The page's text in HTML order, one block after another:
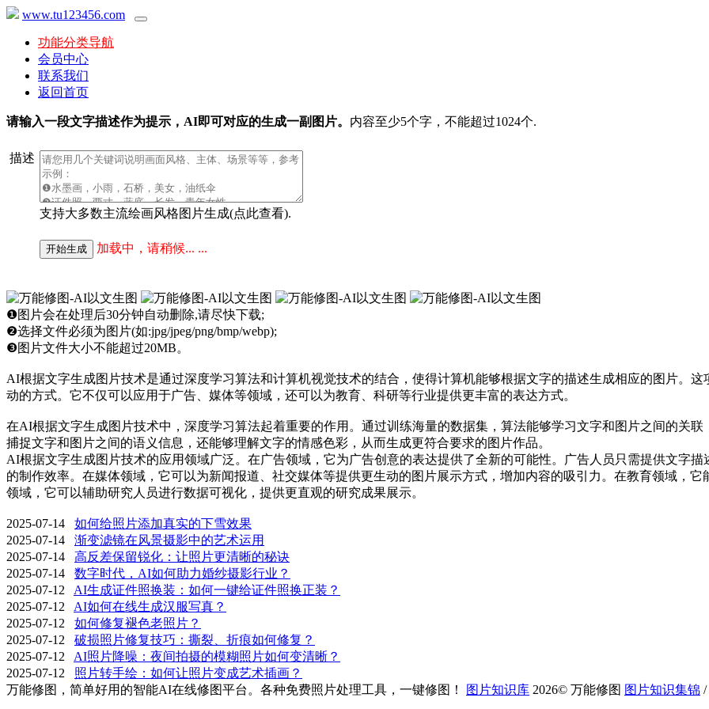
www.tu123456.com
功能分类导航
会员中心
联系我们
返回首页
请输入一段文字描述作为提示，AI即可对应的生成一副图片。 内容至少5个字，不能超过1024个.
描述
支持大多数主流绘画风格图片生成(点此查看).
加载中，请稍候... ...
❶图片会在处理后30分钟自动删除,请尽快下载;
❷选择文件必须为图片(如:jpg/jpeg/png/bmp/webp);
❸图片文件大小不能超过20MB。
AI根据文字生成图片技术是通过深度学习算法和计算机视觉技术的结合，使得计算机能够根据文字的描述生成相应的图片。
动的方式。它不仅可以应用于广告、媒体等领域，还可以为教育、科研等行业提供更丰富的表达方式。
在AI根据文字生成图片技术中，深度学习算法起着重要的作用。通过训练海量的数据集，算法能够学习文字和图片之间的关
捕捉文字和图片之间的语义信息，还能够理解文字的情感色彩，从而生成更符合要求的图片作品。
AI根据文字生成图片技术的应用领域广泛。在广告领域，它为广告创意的表达提供了全新的可能性。广告人员只需提供文字
的制作效率。在媒体领域，它可以为新闻报道、社交媒体等提供更生动的图片展示方式，增加内容的吸引力。在教育领域，
领域，它可以辅助研究人员进行数据可视化，提供更直观的研究成果展示。
2025-07-14
如何给照片添加真实的下雪效果
2025-07-14
渐变滤镜在风景摄影中的艺术运用
2025-07-14
高反差保留锐化：让照片更清晰的秘诀
2025-07-14
数字时代，AI如何助力婚纱摄影行业？
2025-07-12
AI生成证件照换装：如何一键给证件照换正装？
2025-07-12
AI如何在线生成汉服写真？
2025-07-12
如何修复褪色老照片？
2025-07-12
破损照片修复技巧：撕裂、折痕如何修复？
2025-07-12
AI照片降噪：夜间拍摄的模糊照片如何变清晰？
2025-07-12
照片转手绘：如何让照片变成艺术插画？
万能修图，简单好用的智能AI在线修图平台。各种免费照片处理工具，一键修图！
图片知识库 2026© 万能修图 图片知识集锦 /